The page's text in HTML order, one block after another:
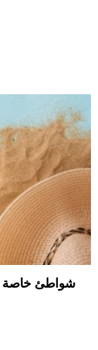
شواطئ خاصة